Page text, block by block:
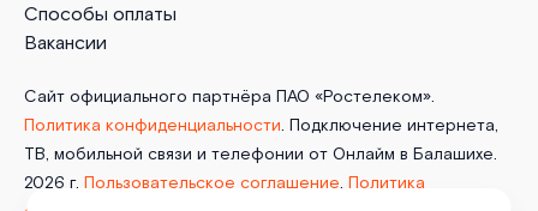
Способы оплаты
Вакансии
Сайт официального партнёра ПАО «Ростелеком».
Политика конфиденциальности. Подключение интернета,
ТВ, мобильной связи и телефонии от Онлайм в Балашихе.
2026 г. Пользовательское соглашение. Политика